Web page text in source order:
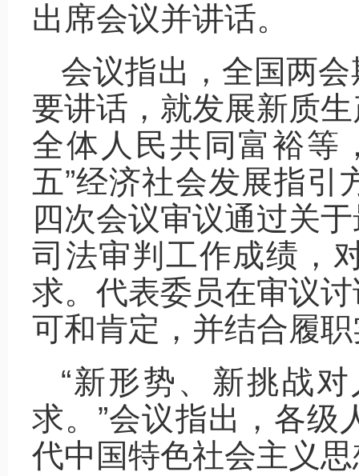
出席会议并讲话。
会议指出，全国两
要讲话，就发展新质
全体人民共同富裕等
五”经济社会发展指引
四次会议审议通过关
司法审判工作成绩，
求。代表委员在审议
可和肯定，并结合履
“新形势、新挑战
求。”会议指出，各级
代中国特色社会主义